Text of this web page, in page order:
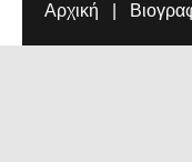
Αρχική